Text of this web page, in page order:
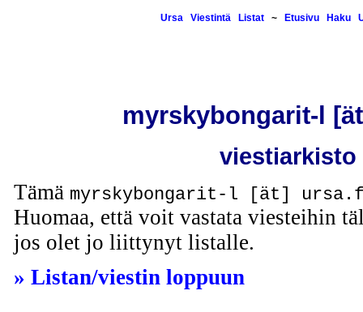
Ursa Viestintä Listat~ Etusivu Haku
myrskybongarit-l
viestiarkisto
Tämä myrskybongarit-l [ät]
Huomaa, että voit vastata viesteihin
jos olet jo liittynyt listalle.
» Listan/viestin loppuun